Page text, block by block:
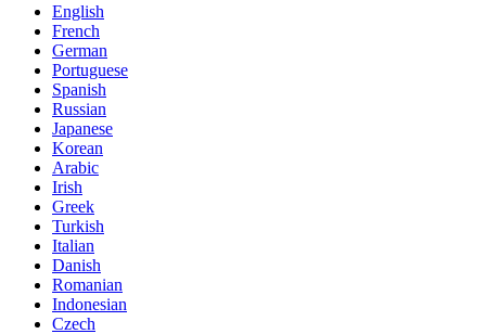
English
French
German
Portuguese
Spanish
Russian
Japanese
Korean
Arabic
Irish
Greek
Turkish
Italian
Danish
Romanian
Indonesian
Czech